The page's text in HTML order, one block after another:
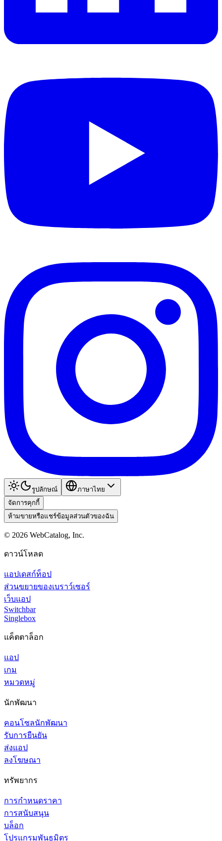
รูปลักษณ์
ภาษาไทย
จัดการคุกกี้
ห้ามขายหรือแชร์ข้อมูลส่วนตัวของฉัน
© 2026 WebCatalog, Inc.
ดาวน์โหลด
แอปเดสก์ท็อป
ส่วนขยายของเบราว์เซอร์
เว็บแอป
Switchbar
Singlebox
แค็ตตาล็อก
แอป
เกม
หมวดหมู่
นักพัฒนา
คอนโซลนักพัฒนา
รับการยืนยัน
ส่งแอป
ลงโฆษณา
ทรัพยากร
การกำหนดราคา
การสนับสนุน
บล็อก
โปรแกรมพันธมิตร